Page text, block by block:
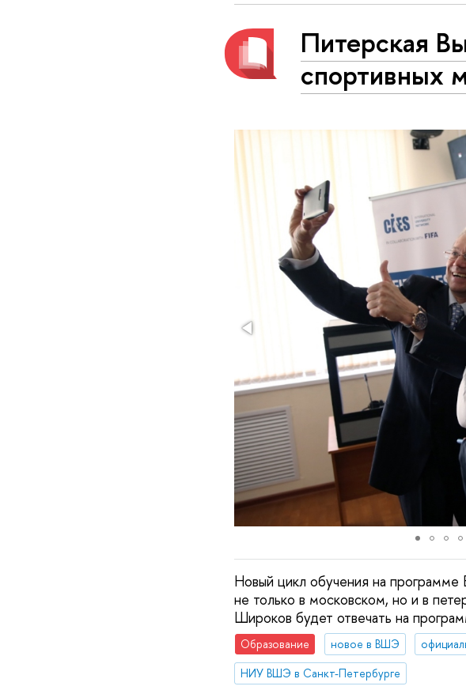
Питерская
спортивных
Новый цикл обучения на
не только в московском, но и в
Широков будет отвечать на
Образование новое в ВШЭ
НИУ ВШЭ в Санкт-Петербурге